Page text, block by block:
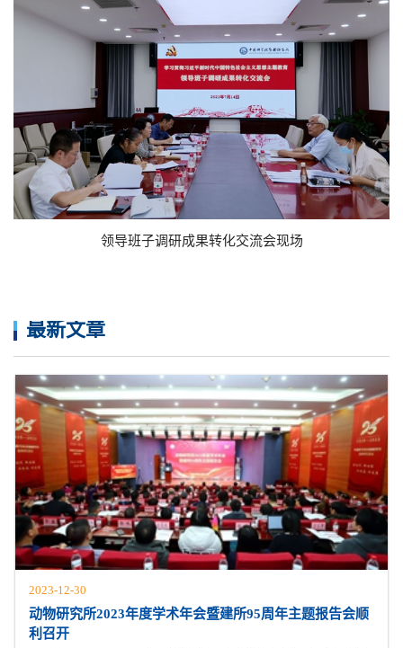
领导班子调研成果转化交流会现场
最新文章
2023-12-30
动物研究所2023年度学术年会暨建所95周年主题报告会顺
利召开